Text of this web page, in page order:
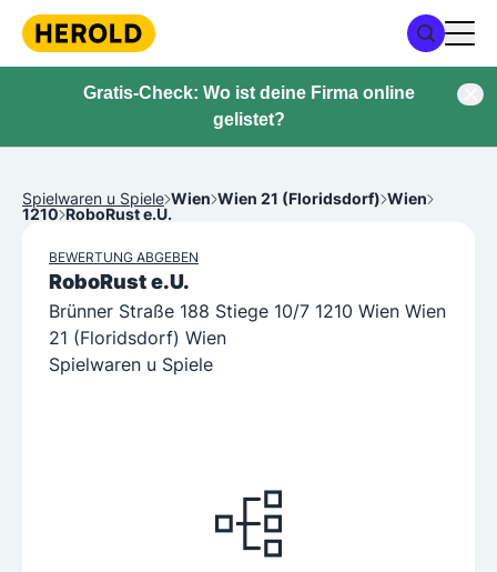
Gratis-Check: Wo ist deine Firma online
gelistet?
Spielwaren u Spiele Wien Wien 21 (Floridsdorf) Wien
1210 RoboRust e.U.
BEWERTUNG ABGEBEN
RoboRust e.U.
Brünner Straße 188 Stiege 10/7 1210 Wien Wien
21 (Floridsdorf) Wien
Spielwaren u Spiele